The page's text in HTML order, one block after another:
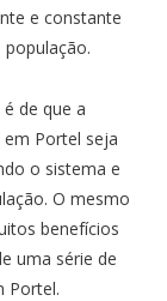
e constante
de que a
Portel seja
o sistema e
O mesmo
benefícios
uma série de
Portel.